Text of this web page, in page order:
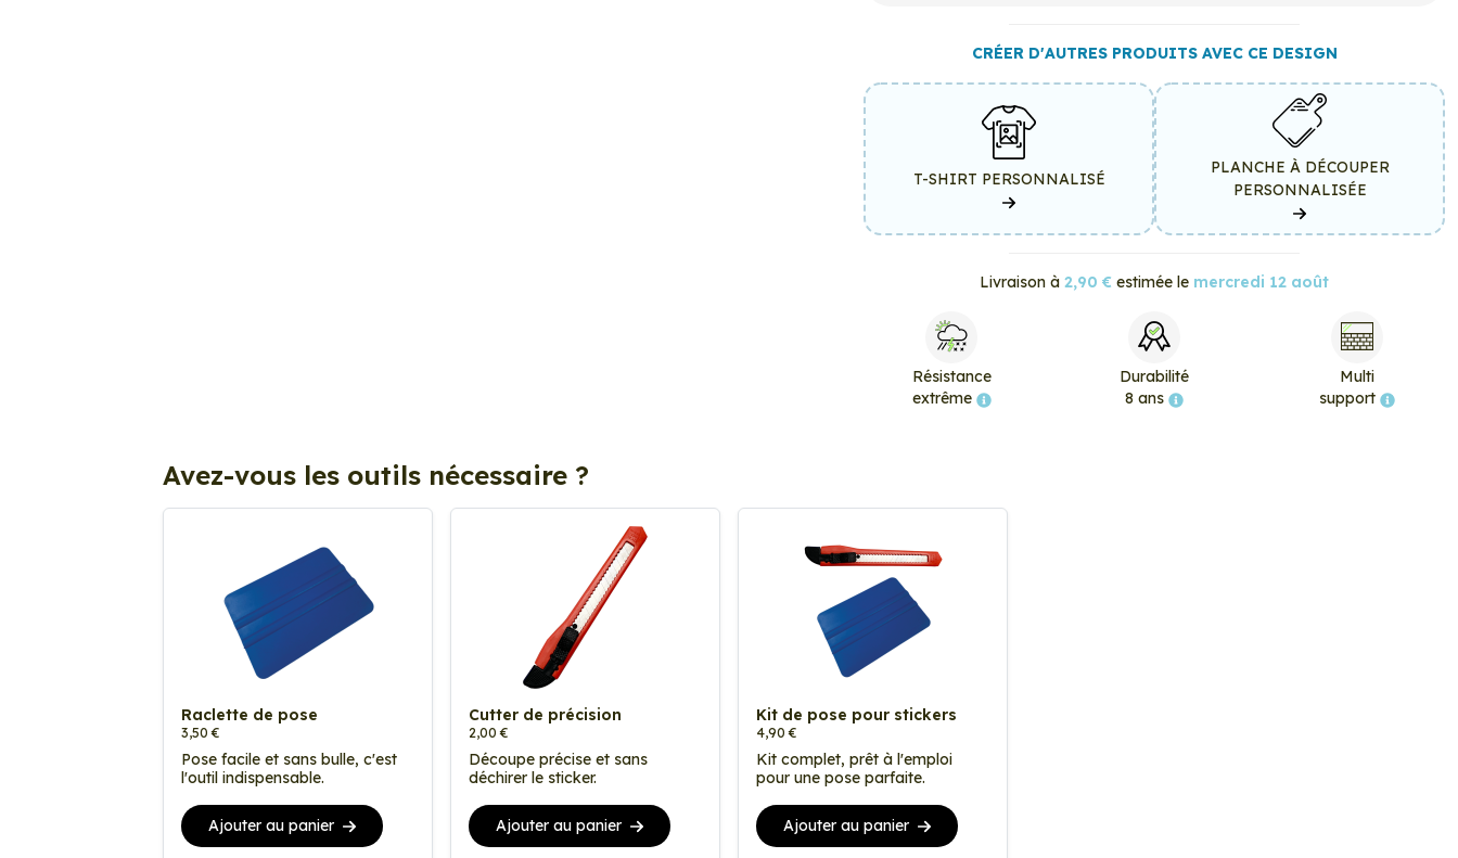
CRÉER D'AUTRES PRODUITS AVEC CE DESIGN
T-SHIRT PERSONNALISÉ
PLANCHE À DÉCOUPER
PERSONNALISÉE
Livraison à 2,90 € estimée le mercredi 12 août
Résistance
extrême
Durabilité
8 ans
Multi
support
Avez-vous les outils nécessaire ?
Raclette de pose
3,50 €
Pose facile et sans bulle, c'est
l'outil indispensable.
Ajouter au panier
Cutter de précision
2,00 €
Découpe précise et sans
déchirer le sticker.
Ajouter au panier
Kit de pose pour stickers
4,90 €
Kit complet, prêt à l'emploi
pour une pose parfaite.
Ajouter au panier